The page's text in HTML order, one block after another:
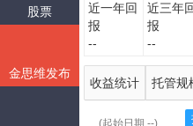
股票
金思维发布
近一年回
报
--
近三年
报
--
收益统计 托管规
(起始日期 --)